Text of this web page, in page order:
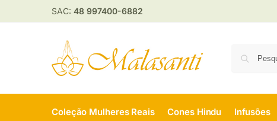
SAC: 48 997400-6882
Coleção Mulheres Reais Cones Hindu Infusões